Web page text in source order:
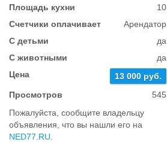
Площадь кухни
10
Счетчики оплачивает
Арендатор
С детьми
да
С животными
да
Цена
13 000 руб.
Просмотров
545
Пожалуйста, сообщите владельцу
объявления, что вы нашли его на
NED77.RU